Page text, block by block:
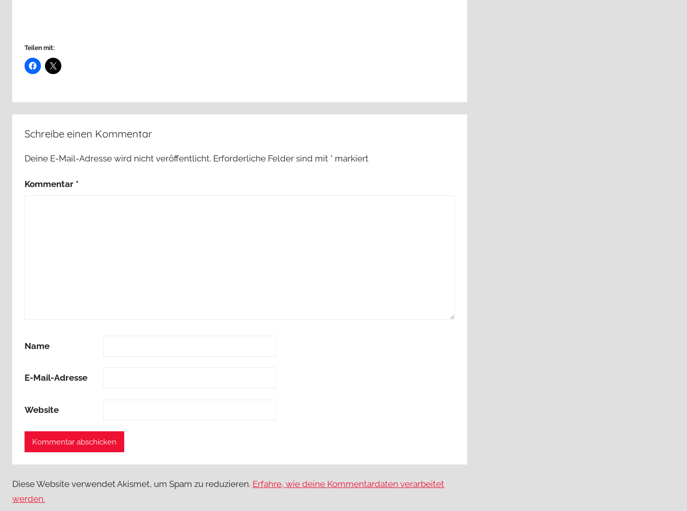
Teilen mit:
Schreibe einen Kommentar
Deine E-Mail-Adresse wird nicht veröffentlicht. Erforderliche Felder sind mit * markiert
Kommentar *
Name
E-Mail-Adresse
Website
Diese Website verwendet Akismet, um Spam zu reduzieren. Erfahre, wie deine Kommentardaten verarbeitet
werden.